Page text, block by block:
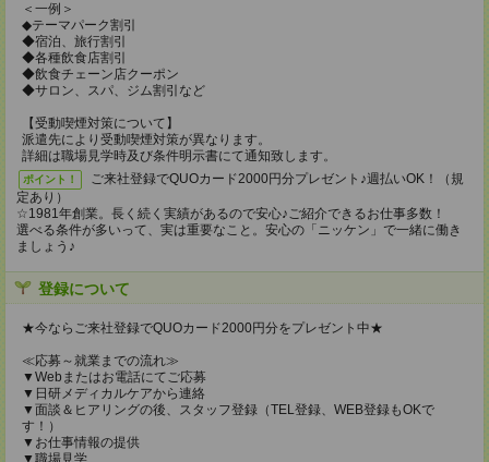
＜一例＞
◆テーマパーク割引
◆宿泊、旅行割引
◆各種飲食店割引
◆飲食チェーン店クーポン
◆サロン、スパ、ジム割引など
【受動喫煙対策について】
派遣先により受動喫煙対策が異なります。
詳細は職場見学時及び条件明示書にて通知致します。
ポイント！
ご来社登録でQUOカード2000円分プレゼント♪週払いOK！（規
定あり）
☆1981年創業。長く続く実績があるので安心♪ご紹介できるお仕事多数！
選べる条件が多いって、実は重要なこと。安心の「ニッケン」で一緒に働き
ましょう♪
登録について
★今ならご来社登録でQUOカード2000円分をプレゼント中★
≪応募～就業までの流れ≫
▼Webまたはお電話にてご応募
▼日研メディカルケアから連絡
▼面談＆ヒアリングの後、スタッフ登録（TEL登録、WEB登録もOKで
す！）
▼お仕事情報の提供
▼職場見学